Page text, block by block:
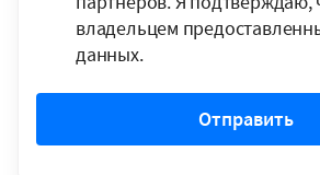
владельцем
данных.
Отправить